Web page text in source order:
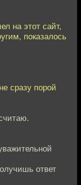
на этот сайт,
показалось
сразу порой
ответ